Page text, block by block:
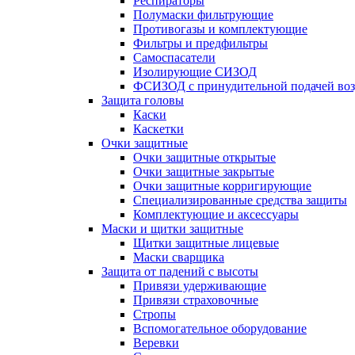
Полумаски фильтрующие
Противогазы и комплектующие
Фильтры и предфильтры
Самоспасатели
Изолирующие СИЗОД
ФСИЗОД с принудительной подачей
Защита головы
Каски
Каскетки
Очки защитные
Очки защитные открытые
Очки защитные закрытые
Очки защитные корригирующие
Специализированные средства защиты
Комплектующие и аксессуары
Маски и щитки защитные
Щитки защитные лицевые
Маски сварщика
Защита от падений с высоты
Привязи удерживающие
Привязи страховочные
Стропы
Вспомогательное оборудование
Веревки